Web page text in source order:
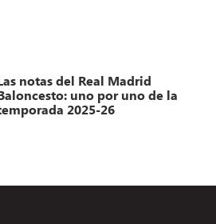
notas del Real Madrid
uno por uno de la
2025-26